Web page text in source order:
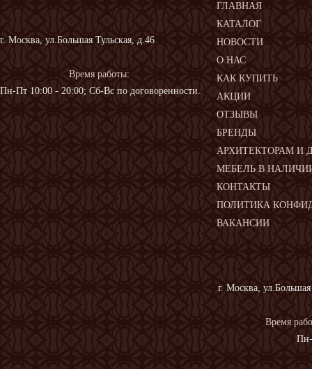
г. Москва, ул.Большая Тульская, д.46
Время работы:
Пн-Пт 10:00 - 20:00; Сб-Вс по договоренности.
ГЛАВНАЯ
КАТАЛОГ
НОВОСТИ
О НАС
КАК КУПИТЬ
АКЦИИ
ОТЗЫВЫ
БРЕНДЫ
АРХИТЕКТОРАМ И
МЕБЕЛЬ В
КОНТАКТЫ
ПОЛИТИКА
ВАКАНСИИ
г. Москва, ул.Большая
Время
Пн-